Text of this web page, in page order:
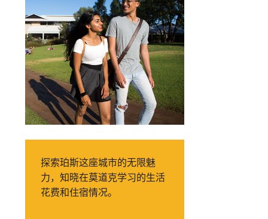
探索珀斯这座城市的无限魅
力，知晓在莫道克学习的生活
花费和住宿情况。